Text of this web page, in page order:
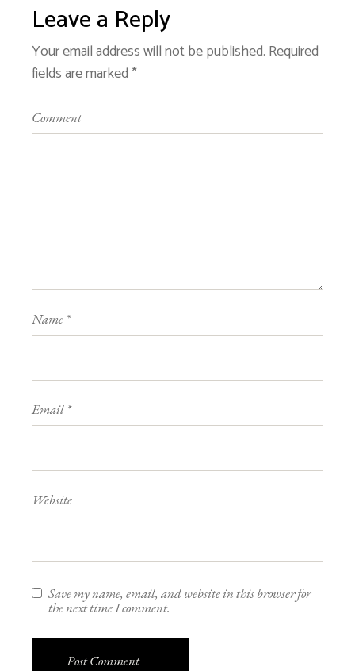
Leave a Reply
Your email address will not be published. Required
fields are marked*
Comment
Name *
Email *
Website
Save my name, email, and website in this browser for
the next time I comment.
Post Comment